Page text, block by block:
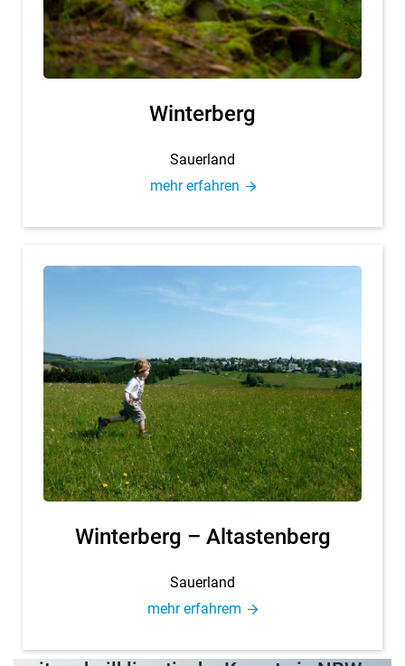
Win­ter­berg
Sau­er­land
mehr er­fah­ren
Win­ter­berg – Altastenberg
Sau­er­land
mehr er­fah­rem